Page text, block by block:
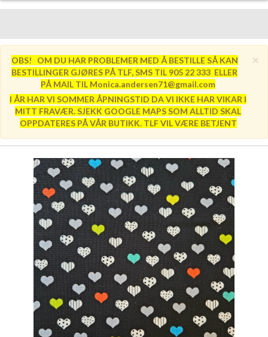
×
OBS! OM DU HAR PROBLEMER MED Å BESTILLE SÅ KAN
BESTILLINGER GJØRES PÅ TLF, SMS TIL 905 22 333 ELLER
PÅ MAIL TIL Monica.andersen71@gmail.com
I ÅR HAR VI SOMMER ÅPNINGSTID DA VI IKKE HAR VIKAR I
MITT FRAVÆR. SJEKK GOOGLE MAPS SOM ALLTID SKAL
OPPDATERES PÅ VÅR BUTIKK. TLF VIL VÆRE BETJENT